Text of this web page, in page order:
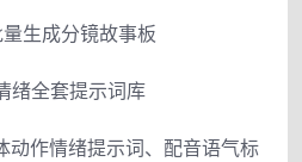
生成分镜故事板
绪全套提示词库
动作情绪提示词、配音语气标